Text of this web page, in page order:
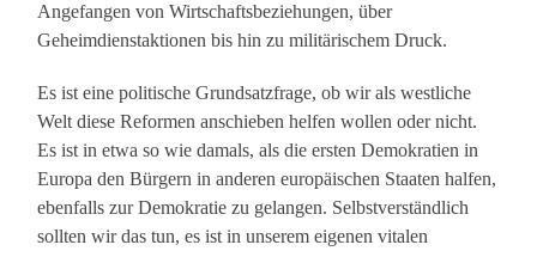
Angefangen von Wirtschaftsbeziehungen, über
Geheimdienstaktionen bis hin zu militärischem Druck.
Es ist eine politische Grundsatzfrage, ob wir als westliche
Welt diese Reformen anschieben helfen wollen oder nicht.
Es ist in etwa so wie damals, als die ersten Demokratien in
Europa den Bürgern in anderen europäischen Staaten halfen,
ebenfalls zur Demokratie zu gelangen. Selbstverständlich
sollten wir das tun, es ist in unserem eigenen vitalen